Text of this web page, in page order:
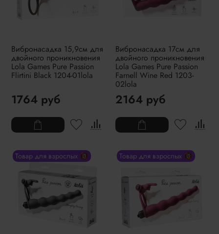
Вибронасадка 15,9см для
двойного проникновения
Lola Games Pure Passion
Flirtini Black 1204-01lola
1764 руб
Вибронасадка 17см для
двойного проникновения
Lola Games Pure Passion
Farnell Wine Red 1203-
02lola
2164 руб
Товар для взрослых 🔞 Товар для взрослых 🔞